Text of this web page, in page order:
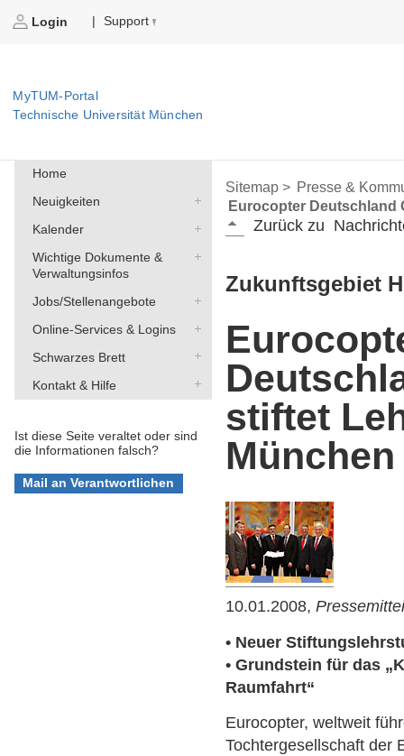
Login | Support
MyTUM-Portal
Technische Universität München
Home
Neuigkeiten
Kalender
Wichtige Dokumente &
Verwaltungsinfos
Jobs/Stellenangebote
Online-Services & Logins
Schwarzes Brett
Kontakt & Hilfe
Ist diese Seite veraltet oder sind
die Informationen falsch?
Sitemap > Presse &
Eurocopter Deutschland
Zurück zu
Zukunftsgebiet
stiftet
München
10.01.2008,
• Neuer
• Grundstein für das
Raumfahrt“
Eurocopter, weltweit
Tochtergesellschaft der